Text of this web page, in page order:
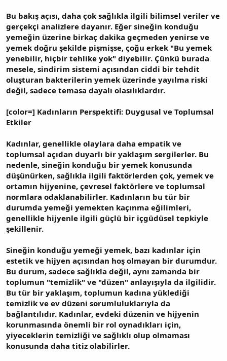
Bu bakış açısı, daha çok sağlıkla ilgili bilimsel veriler ve
gerçekçi analizlere dayanır. Eğer sineğin konduğu
yemeğin üzerine birkaç dakika geçmeden yenirse ve
yemek doğru şekilde pişmişse, çoğu erkek "Bu yemek
yenebilir, hiçbir tehlike yok" diyebilir. Çünkü burada
mesele, sindirim sistemi açısından ciddi bir tehdit
oluşturan bakterilerin yemek üzerinde yayılma riski
değil, sadece temasa dayalı olasılıklardır.
[color=] Kadınların Perspektifi: Duygusal ve Toplumsal
Etkiler
Kadınlar, genellikle olaylara daha empatik ve
toplumsal açıdan duyarlı bir yaklaşım sergilerler. Bu
nedenle, sineğin konduğu bir yemek konusunda
düşünürken, sağlıkla ilgili faktörlerden çok, yemek ve
ortamın hijyenine, çevresel faktörlere ve toplumsal
normlara odaklanabilirler. Kadınların bu tür bir
durumda yemeği yemekten kaçınma eğilimleri,
genellikle hijyenle ilgili güçlü bir içgüdüsel tepkiyle
şekillenir.
Sineğin konduğu yemeği yemek, bazı kadınlar için
estetik ve hijyen açısından hoş olmayan bir durumdur.
Bu durum, sadece sağlıkla değil, aynı zamanda bir
toplumun "temizlik" ve "düzen" anlayışıyla da ilgilidir.
Bu tür bir yaklaşım, toplumun kadına yüklediği
temizlik ve ev düzeni sorumluluklarıyla da
bağlantılıdır. Kadınlar, evdeki düzenin ve hijyenin
korunmasında önemli bir rol oynadıkları için,
yiyeceklerin temizliği ve sağlıklı olup olmaması
konusunda daha titiz olabilirler.